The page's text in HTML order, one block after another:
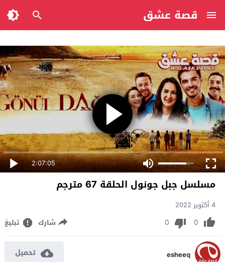
قصة عشق
2:07:05
مسلسل جبل جونول الحلقة 67 مترجم
4 أكتوبر 2022
0
0 شارك تبليغ
esheeq تحميل